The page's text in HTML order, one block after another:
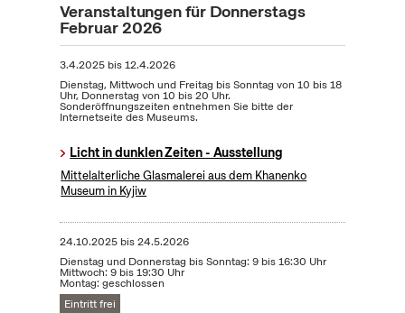
Veranstaltungen für Donnerstags
Februar 2026
3.4.2025bis12.4.2026
Dienstag, Mittwoch und Freitag bis Sonntag von 10 bis 18
Uhr, Donnerstag von 10 bis 20 Uhr.
Sonderöffnungszeiten entnehmen Sie bitte der
Internetseite des Museums.
Licht in dunklen Zeiten - Ausstellung
Mittelalterliche Glasmalerei aus dem Khanenko
Museum in Kyjiw
24.10.2025bis24.5.2026
Dienstag und Donnerstag bis Sonntag: 9 bis 16:30 Uhr
Mittwoch: 9 bis 19:30 Uhr
Montag: geschlossen
Eintritt frei